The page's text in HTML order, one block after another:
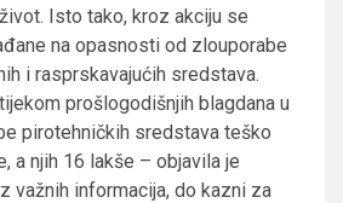
Isto tako, kroz akciju se
na opasnosti od zlouporabe
i rasprskavajućih sredstava.
prošlogodišnjih blagdana u
pirotehničkih sredstava teško
a njih 16 lakše – objavila je
važnih informacija, do kazni za